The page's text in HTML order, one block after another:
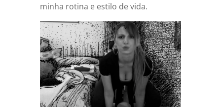
minha rotina e estilo de vida.